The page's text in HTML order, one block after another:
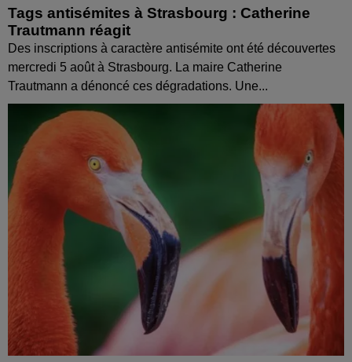
Tags antisémites à Strasbourg : Catherine
Trautmann réagit
Des inscriptions à caractère antisémite ont été découvertes
mercredi 5 août à Strasbourg. La maire Catherine
Trautmann a dénoncé ces dégradations. Une...